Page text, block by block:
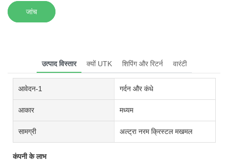
जांच
उत्पाद विस्तार क्यों UTK शिपिंग और रिटर्न वारंटी
आवेदन-1 गर्दन और कंधे
आकार मध्यम
सामग्री अल्ट्रा नरम क्रिस्टल मखमल
कंपनी के लाभ